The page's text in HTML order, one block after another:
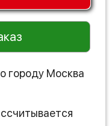
городу Москва